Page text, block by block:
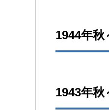
1944年秋
1943年秋